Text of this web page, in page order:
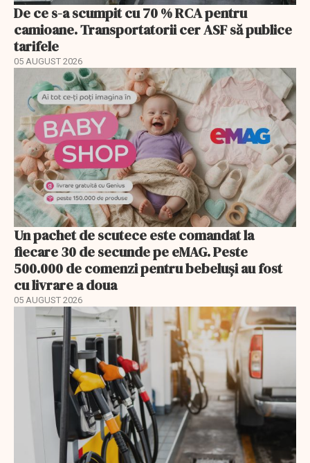
De ce s-a scumpit cu 70 % RCA pentru
camioane. Transportatorii cer ASF să publice
tarifele
05 AUGUST 2026
Un pachet de scutece este comandat la
fiecare 30 de secunde pe eMAG. Peste
500.000 de comenzi pentru bebeluși au fost
cu livrare a doua
05 AUGUST 2026